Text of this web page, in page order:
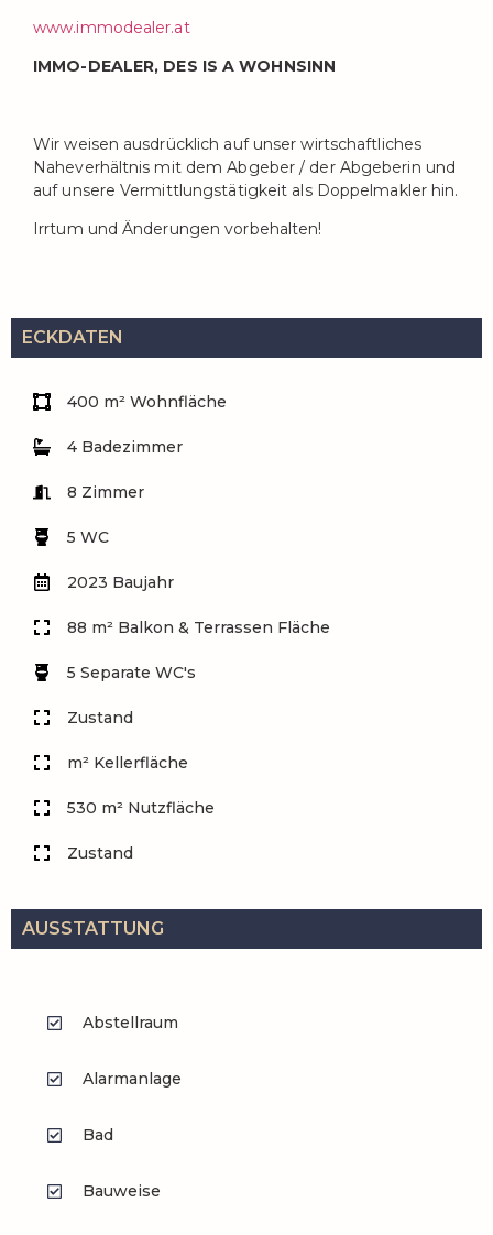
www.immodealer.at
IMMO-DEALER, DES IS A WOHNSINN
Wir weisen ausdrücklich auf unser wirtschaftliches
Naheverhältnis mit dem Abgeber / der Abgeberin und
auf unsere Vermittlungstätigkeit als Doppelmakler hin.
Irrtum und Änderungen vorbehalten!
ECKDATEN
400 m² Wohnfläche
4 Badezimmer
8 Zimmer
5 WC
2023 Baujahr
88 m² Balkon & Terrassen Fläche
5 Separate WC's
Zustand
m² Kellerfläche
530 m² Nutzfläche
Zustand
AUSSTATTUNG
Abstellraum
Alarmanlage
Bad
Bauweise